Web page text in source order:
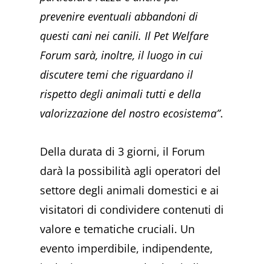
prevenire eventuali abbandoni di
questi cani nei canili. Il Pet Welfare
Forum sarà, inoltre, il luogo in cui
discutere temi che riguardano il
rispetto degli animali tutti e della
valorizzazione del nostro ecosistema”.
Della durata di 3 giorni, il Forum
darà la possibilità agli operatori del
settore degli animali domestici e ai
visitatori di condividere contenuti di
valore e tematiche cruciali. Un
evento imperdibile, indipendente,